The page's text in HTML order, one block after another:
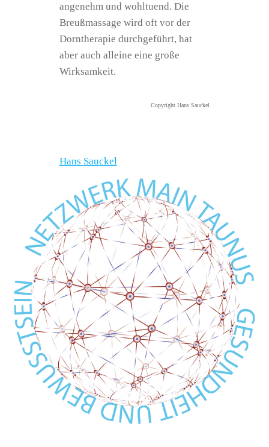
angenehm und wohltuend. Die
Breußmassage wird oft vor der
Dorntherapie durchgeführt, hat
aber auch alleine eine große
Wirksamkeit.
Copyright Hans Sauckel
Hans Sauckel